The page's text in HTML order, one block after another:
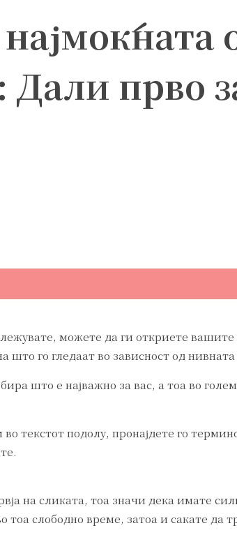
најмоќната
Дали прво
можете да ги откриете
што го гледаат во зависност од
што е најважно за вас, а тоа во
текстот подолу, пронајдете го
на сликата, тоа значи дека имате
тоа слободно време, затоа и сакате